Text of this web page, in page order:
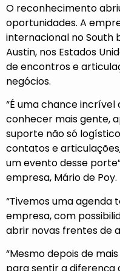
O reconhecimento
oportunidades. A
internacional no South
Austin, nos Estados
de encontros e
negócios.
“É uma chance
conhecer mais gente,
suporte não só
contatos e
um evento desse
empresa, Mário de Poy.
“Tivemos uma agenda
empresa, com
abrir novas frentes de
“Mesmo depois de